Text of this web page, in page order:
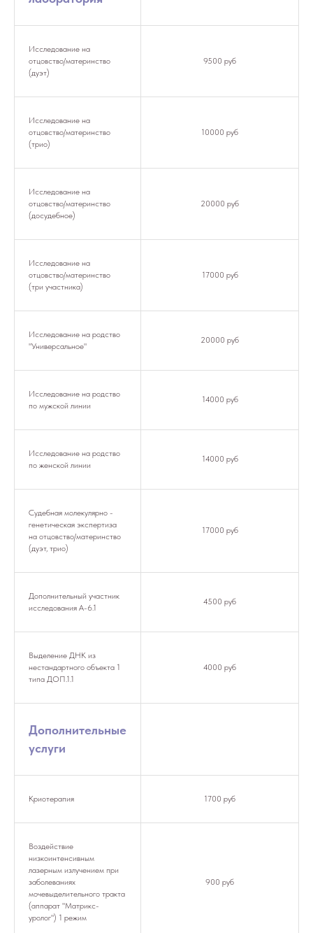
Исследование на
отцовство/материнство
(дуэт)
9500 руб
Исследование на
отцовство/материнство
(трио)
10000 руб
Исследование на
отцовство/материнство
(досудебное)
20000 руб
Исследование на
отцовство/материнство
(три участника)
17000 руб
Исследование на родство
"Универсальное"
20000 руб
Исследование на родство
по мужской линии
14000 руб
Исследование на родство
по женской линии
14000 руб
Судебная молекулярно -
генетическая экспертиза
на отцовство/материнство
(дуэт, трио)
17000 руб
Дополнительный участник
исследования А-6.1
4500 руб
Выделение ДНК из
нестандартного объекта 1
типа ДОП.1.1
4000 руб
Дополнительные
услуги
Криотерапия 1700 руб
Воздействие
низкоинтенсивным
лазерным излучением при
заболеваниях
мочевыделительного тракта
(аппарат "Матрикс-
уролог") 1 режим
900 руб